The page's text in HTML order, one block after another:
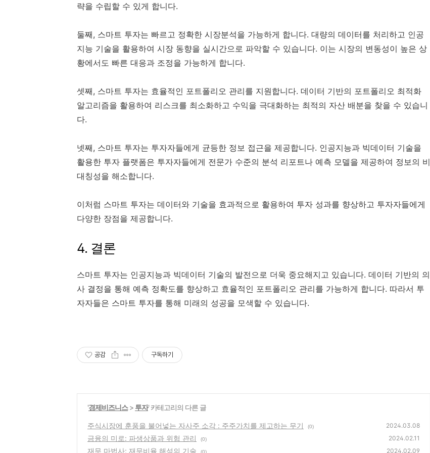
략을 수립할 수 있게 합니다.
둘째, 스마트 투자는 빠르고 정확한 시장분석을 가능하게 합니다. 대량의 데이터를 처리하고 인공
지능 기술을 활용하여 시장 동향을 실시간으로 파악할 수 있습니다. 이는 시장의 변동성이 높은 상
황에서도 빠른 대응과 조정을 가능하게 합니다.
셋째, 스마트 투자는 효율적인 포트폴리오 관리를 지원합니다. 데이터 기반의 포트폴리오 최적화
알고리즘을 활용하여 리스크를 최소화하고 수익을 극대화하는 최적의 자산 배분을 찾을 수 있습니
다.
넷째, 스마트 투자는 투자자들에게 균등한 정보 접근을 제공합니다. 인공지능과 빅데이터 기술을
활용한 투자 플랫폼은 투자자들에게 전문가 수준의 분석 리포트나 예측 모델을 제공하여 정보의 비
대칭성을 해소합니다.
이처럼 스마트 투자는 데이터와 기술을 효과적으로 활용하여 투자 성과를 향상하고 투자자들에게
다양한 장점을 제공합니다.
4. 결론
스마트 투자는 인공지능과 빅데이터 기술의 발전으로 더욱 중요해지고 있습니다. 데이터 기반의 의
사 결정을 통해 예측 정확도를 향상하고 효율적인 포트폴리오 관리를 가능하게 합니다. 따라서 투
자자들은 스마트 투자를 통해 미래의 성공을 모색할 수 있습니다.
공감 구독하기
'경제비즈니스> 투자' 카테고리의 다른 글
주식시장에 훈풍을 불어넣는 자사주 소각 : 주주가치를 제고하는 무기 (0) 2024.03.08
금융의 미로: 파생상품과 위험 관리 (0) 2024.02.11
재무 마법사: 재무비율 해석의 기술 (0) 2024.02.09